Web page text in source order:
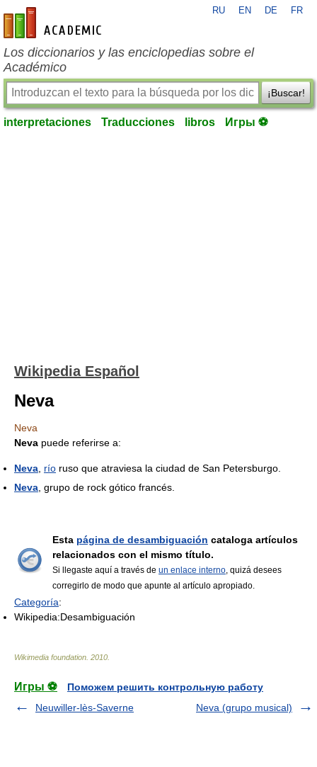
es-academic.com
RU EN DE FR
Los diccionarios y las enciclopedias sobre el
Académico
¡Buscar!
interpretaciones Traducciones libros Игры ⚽
Wikipedia Español
Neva
Neva
Neva puede referirse a:
Neva río ruso que atraviesa la ciudad de San Petersburgo.
Neva , grupo de rock gótico francés.
Esta página de desambiguación cataloga artículos
relacionados con el mismo título.
Si llegaste aquí a través de un enlace interno, quizá desees
corregirlo de modo que apunte al artículo apropiado.
Categoría:
Wikipedia:Desambiguación
Wikimedia foundation 2010
Игры ⚽
Поможем решить контрольную работу
Neuwiller-lès-Saverne
Neva (grupo musical)